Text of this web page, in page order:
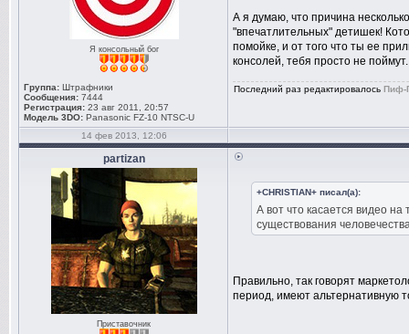
Я консольный бог
Группа: Штрафники
Сообщения: 7444
Регистрация: 23 авг 2011, 20:57
Модель 3DO: Panasonic FZ-10 NTSC-U
А я думаю, что причина
"впечатлительных" детишек!
помойке, и от того что ты ее
консолей, тебя просто не поймут.
Последний раз редактировалось Пиф-
14 фев 2013, 12:06
partizan
Приставочник
+CHRISTIAN+ писал(а):
А вот что касается видео на
существования
Правильно, так говорят
период, имеют альтернативную